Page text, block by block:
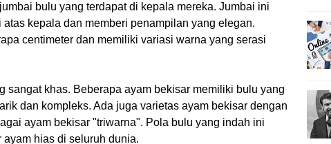
bulu yang terdapat di kepala mereka. Jumbai ini
kepala dan memberi penampilan yang elegan.
centimeter dan memiliki variasi warna yang serasi
sangat khas. Beberapa ayam bekisar memiliki bulu yang
dan kompleks. Ada juga varietas ayam bekisar dengan
ayam bekisar "triwarna". Pola bulu yang indah ini
hias di seluruh dunia.